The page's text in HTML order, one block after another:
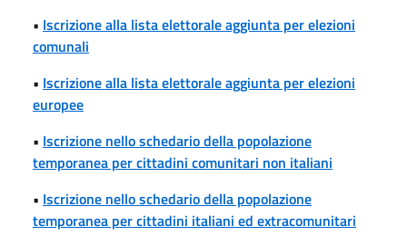
• Iscrizione alla lista elettorale aggiunta per elezioni
comunali
• Iscrizione alla lista elettorale aggiunta per elezioni
europee
• Iscrizione nello schedario della popolazione
temporanea per cittadini comunitari non italiani
• Iscrizione nello schedario della popolazione
temporanea per cittadini italiani ed extracomunitari